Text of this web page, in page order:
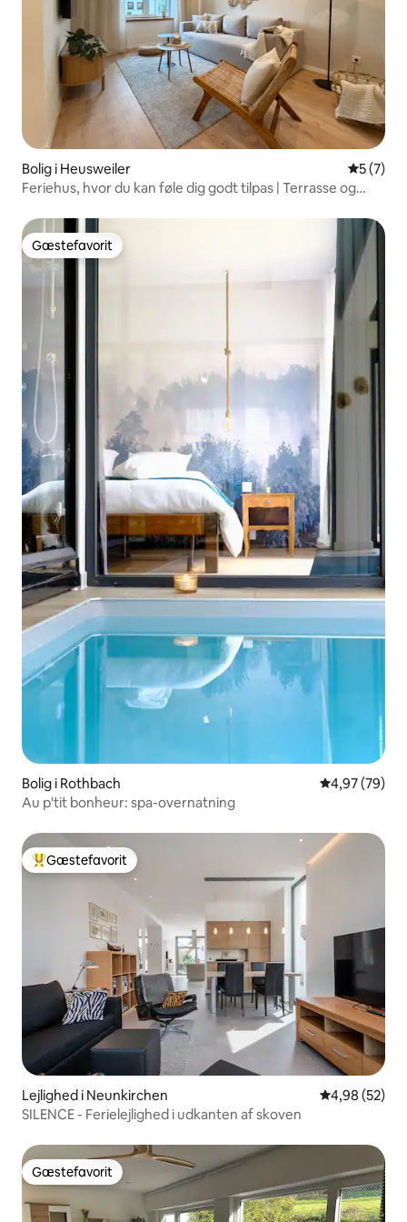
Bolig i Heusweiler 5 ud af 5
5 (7)
Feriehus, hvor du kan føle dig godt tilpas | Terrasse og
Gæstefavorit
Gæstefavorit
Bolig i Rothbach 4,97 ud af 5 i
4,97 (79)
Au p'tit bonheur: spa-overnatning
Bedste gæstefavorit
Gæstefavorit
Lejlighed i Neunkirchen 4,98 ud af 5 i
4,98 (52)
SILENCE - Ferielejlighed i udkanten af skoven
Gæstefavorit
Gæstefavorit